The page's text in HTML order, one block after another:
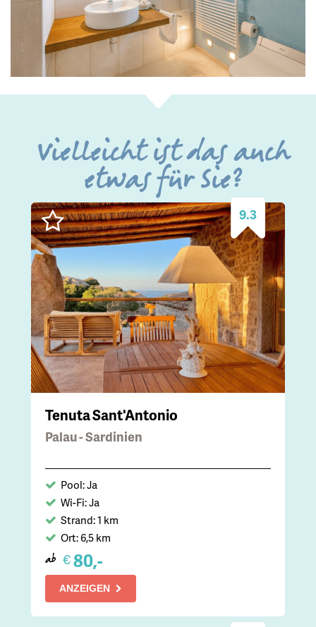
Vielleicht ist das auch
etwas für Sie?
9.3
Tenuta Sant'Antonio
Palau - Sardinien
Pool: Ja
Wi-Fi: Ja
Strand: 1 km
Ort: 6,5 km
ab €80,-
ANZEIGEN